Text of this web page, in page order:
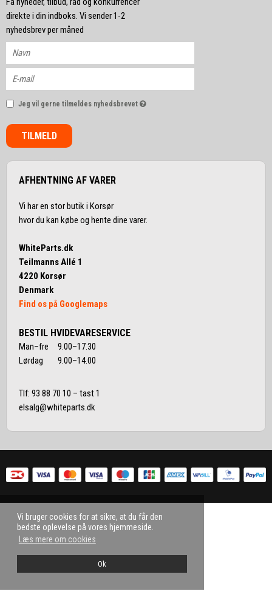
Vi bruger cookies for at sikre, at du får den
bedste oplevelse på vores hjemmeside.
Læs mere om cookies
Ok
direkte i din indboks. Vi sender 1-2
nyhedsbrev per måned
Jeg vil gerne tilmeldes nyhedsbrevet
TILMELD
AFHENTNING AF VARER
Vi har en stor butik i Korsør
hvor du kan købe og hente dine varer.
WhiteParts.dk
Teilmanns Allé 1
4220 Korsør
Denmark
Find os på Googlemaps
BESTIL HVIDEVARESERVICE
Man–fre 9.00–17.30
Lørdag 9.00–14.00
Tlf: 93 88 70 10 – tast 1
elsalg@whiteparts.dk